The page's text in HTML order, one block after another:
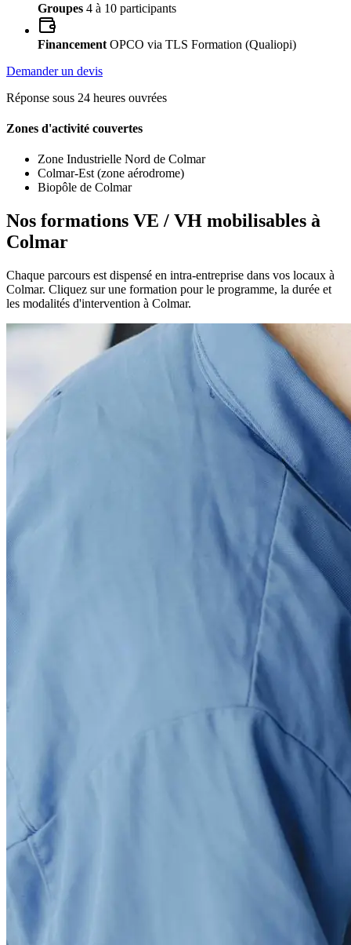
Groupes 4 à 10 participants
Financement OPCO via TLS Formation (Qualiopi)
Demander un devis
Réponse sous 24 heures ouvrées
Zones d'activité couvertes
Zone Industrielle Nord de Colmar
Colmar-Est (zone aérodrome)
Biopôle de Colmar
Nos formations VE / VH mobilisables à
Colmar
Chaque parcours est dispensé en intra-entreprise dans vos locaux à
Colmar. Cliquez sur une formation pour le programme, la durée et
les modalités d'intervention à Colmar.